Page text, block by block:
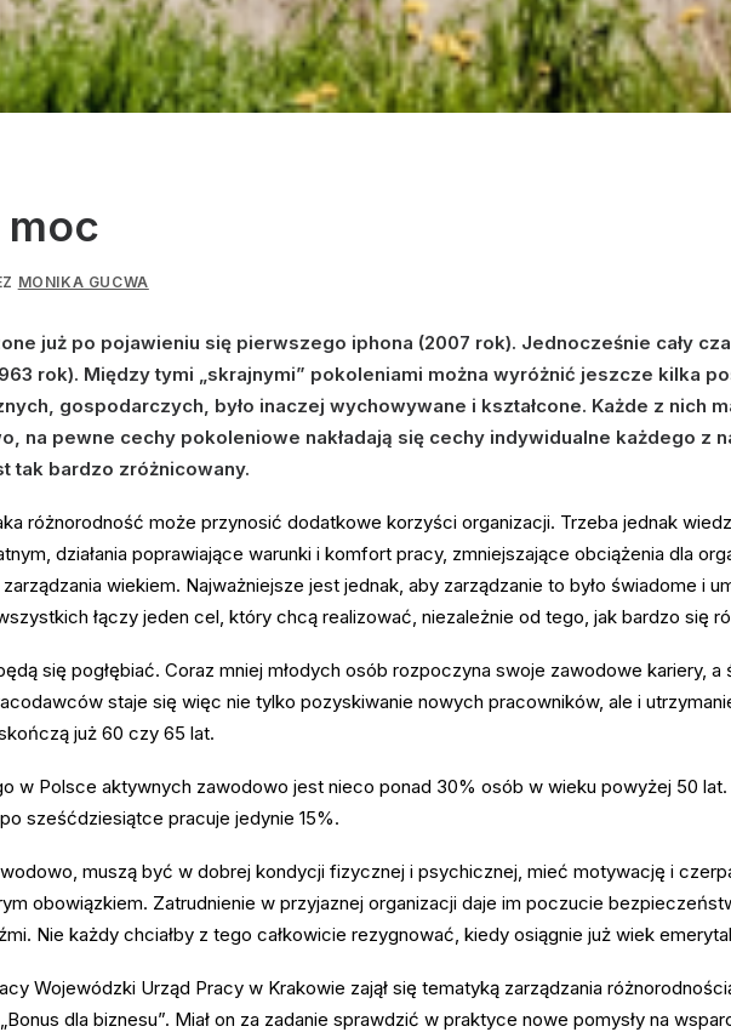
moc
MONIKA GUCWA
już po pojawieniu się pierwszego iphona (2007 rok). Jednocześnie cały
rok). Między tymi „skrajnymi” pokoleniami można wyróżnić jeszcze kilka
gospodarczych, było inaczej wychowywane i kształcone. Każde z nich
na pewne cechy pokoleniowe nakładają się cechy indywidualne każdego z
tak bardzo zróżnicowany.
różnorodność może przynosić dodatkowe korzyści organizacji. Trzeba jednak
działania poprawiające warunki i komfort pracy, zmniejszające obciążenia dla
wiekiem. Najważniejsze jest jednak, aby zarządzanie to było świadome i
łączy jeden cel, który chcą realizować, niezależnie od tego, jak bardzo się
się pogłębiać. Coraz mniej młodych osób rozpoczyna swoje zawodowe kariery, a
staje się więc nie tylko pozyskiwanie nowych pracowników, ale i
już 60 czy 65 lat.
w Polsce aktywnych zawodowo jest nieco ponad 30% osób w wieku powyżej 50 lat.
sześćdziesiątce pracuje jedynie 15%.
muszą być w dobrej kondycji fizycznej i psychicznej, mieć motywację i
obowiązkiem. Zatrudnienie w przyjaznej organizacji daje im poczucie
Nie każdy chciałby z tego całkowicie rezygnować, kiedy osiągnie już wiek
Wojewódzki Urząd Pracy w Krakowie zajął się tematyką zarządzania
dla biznesu”. Miał on za zadanie sprawdzić w praktyce nowe pomysły na